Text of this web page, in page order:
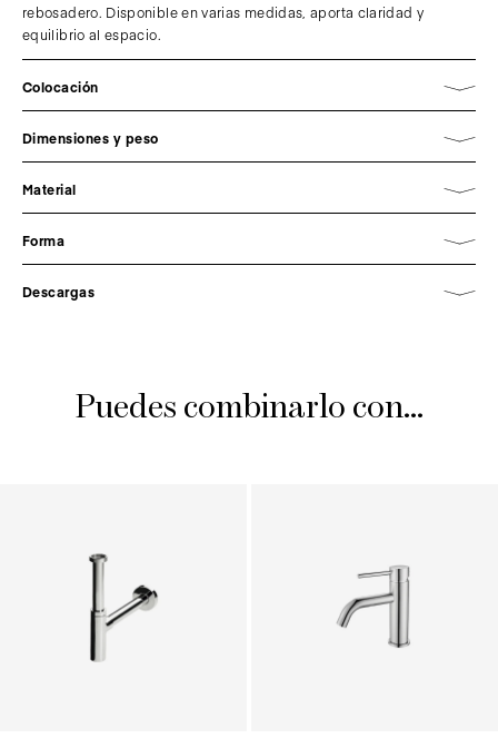
rebosadero. Disponible en varias medidas, aporta claridad y
equilibrio al espacio.
Colocación
Dimensiones y peso
Material
Forma
Descargas
Puedes combinarlo con...